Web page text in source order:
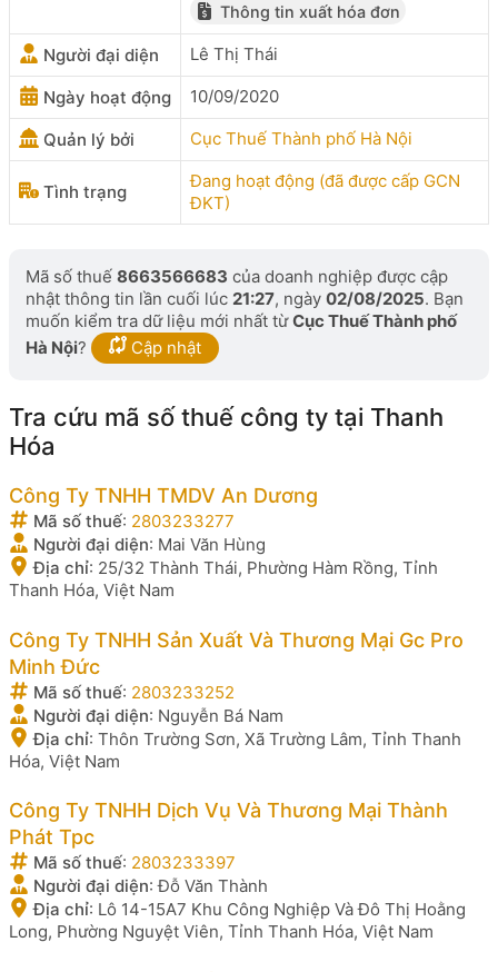
Thông tin xuất hóa đơn
Người đại diện Lê Thị Thái
Ngày hoạt động 10/09/2020
Quản lý bởi Cục Thuế Thành phố Hà Nội
Tình trạng
Đang hoạt động (đã được cấp GCN
ĐKT)
Mã số thuế 8663566683 của doanh nghiệp được cập
nhật thông tin lần cuối lúc 21:27, ngày 02/08/2025. Bạn
muốn kiểm tra dữ liệu mới nhất từCục Thuế Thành phố
Hà Nội? Cập nhật
Tra cứu mã số thuế công ty tại Thanh
Hóa
Công Ty TNHH TMDV An Dương
Mã số thuế: 2803233277
Người đại diện: Mai Văn Hùng
Địa chỉ: 25/32 Thành Thái, Phường Hàm Rồng, Tỉnh
Thanh Hóa, Việt Nam
Công Ty TNHH Sản Xuất Và Thương Mại Gc Pro
Minh Đức
Mã số thuế: 2803233252
Người đại diện: Nguyễn Bá Nam
Địa chỉ: Thôn Trường Sơn, Xã Trường Lâm, Tỉnh Thanh
Hóa, Việt Nam
Công Ty TNHH Dịch Vụ Và Thương Mại Thành
Phát Tpc
Mã số thuế: 2803233397
Người đại diện:Đỗ Văn Thành
Địa chỉ: Lô 14-15A7 Khu Công Nghiệp Và Đô Thị Hoằng
Long, Phường Nguyệt Viên, Tỉnh Thanh Hóa, Việt Nam